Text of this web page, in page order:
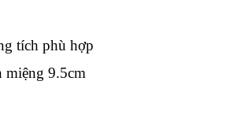
tích phù hợp
miệng 9.5cm